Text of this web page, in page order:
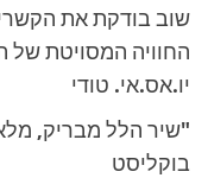
שוב בודקת את
החוויה המסויטת
יו.אס.אי. טודי
"שיר הלל מבריק,
בוקליסט